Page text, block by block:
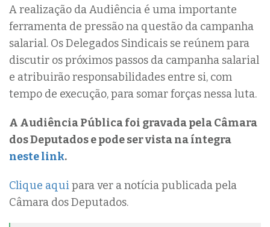
A realização da Audiência é uma importante
ferramenta de pressão na questão da campanha
salarial. Os Delegados Sindicais se reúnem para
discutir os próximos passos da campanha salarial
e atribuirão responsabilidades entre si, com
tempo de execução, para somar forças nessa luta.
A Audiência Pública foi gravada pela Câmara
dos Deputados e pode ser vista na íntegra
neste link.
Clique aquipara ver a notícia publicada pela
Câmara dos Deputados.